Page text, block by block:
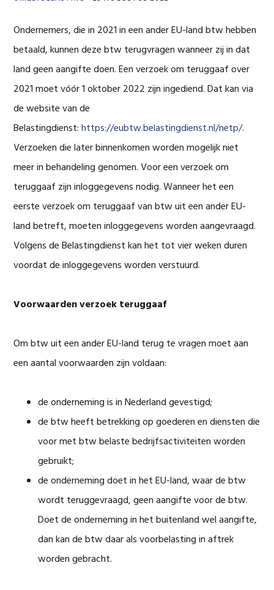
Ondernemers, die in 2021 in een ander EU-land btw hebben
betaald, kunnen deze btw terugvragen wanneer zij in dat
land geen aangifte doen. Een verzoek om teruggaaf over
2021 moet vóór 1 oktober 2022 zijn ingediend. Dat kan via
de website van de
Belastingdienst:https://eubtw.belastingdienst.nl/netp/.
Verzoeken die later binnenkomen worden mogelijk niet
meer in behandeling genomen. Voor een verzoek om
teruggaaf zijn inloggegevens nodig. Wanneer het een
eerste verzoek om teruggaaf van btw uit een ander EU-
land betreft, moeten inloggegevens worden aangevraagd.
Volgens de Belastingdienst kan het tot vier weken duren
voordat de inloggegevens worden verstuurd.
Voorwaarden verzoek teruggaaf
Om btw uit een ander EU-land terug te vragen moet aan
een aantal voorwaarden zijn voldaan:
de onderneming is in Nederland gevestigd;
de btw heeft betrekking op goederen en diensten die
voor met btw belaste bedrijfsactiviteiten worden
gebruikt;
de onderneming doet in het EU-land, waar de btw
wordt teruggevraagd, geen aangifte voor de btw.
Doet de onderneming in het buitenland wel aangifte,
dan kan de btw daar als voorbelasting in aftrek
worden gebracht.